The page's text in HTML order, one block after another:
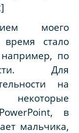
моего
время стало
например, по
Для
на
PowerPoint, в
мальчика,